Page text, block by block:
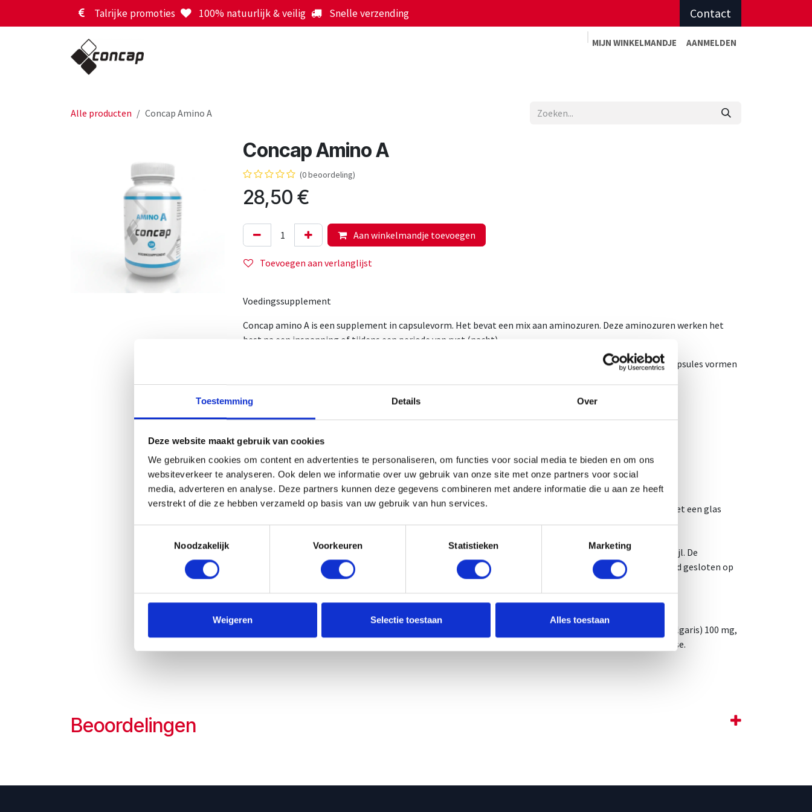
Toestemming Details Over
Deze website maakt gebruik van cookies
We gebruiken cookies om content en advertenties te personaliseren, om functies voor social media te bieden en om ons
websiteverkeer te analyseren. Ook delen we informatie over uw gebruik van onze site met onze partners voor social
media, adverteren en analyse. Deze partners kunnen deze gegevens combineren met andere informatie die u aan ze heeft
verstrekt of die ze hebben verzameld op basis van uw gebruik van hun services.
Noodzakelijk
Voorkeuren Statistieken Marketing
Weigeren Selectie toestaan Alles toestaan
Overslaan naar inhoud Talrijke promoties 100% natuurlijk & veilig Snelle verzending Contact
MIJN WINKELMANDJE AANMELDEN
Alle producten Concap Amino A
Concap Amino A
(0 beoordeling)
28,50 €
Aan winkelmandje toevoegen
Toevoegen aan verlanglijst
Voedingssupplement
Concap amino A is een supplement in capsulevorm. Het bevat een mix aan aminozuren. Deze aminozuren werken het
best na een inspanning of tijdens een periode van rust (nacht).
De capsules zijn makkelijk in gebruik en bevatten een optimale dosering voor een voelbare werking. De capsules vormen
Inhoud 120 caps x 675 mg = 81g
Een omdoos bevat 12 potjes
NUT-Nummer: 1386/42
CNK Nummer: 3946357
Gebruiksadvies
Bij intensieve trainingen: 2 capsules na het ontbijt en 2 capsules na de training of avondmaal te nemen met een glas
water
Voedingssupplementen vervangen geen gevarieerde en evenwichtige voeding noch een gezonde levensstijl. De
aanbevolen dagelijkse dosis niet overschrijden. Buiten bereik van kinderen houden. Houd de container goed gesloten op
een droge en koele plaats. Plaats van herkomst EU.
Ingrediënten per capsule
L-citrulline 125 mg, beta-alanine 100 mg, L-glutamine 100 mg, D-ribose 100 mg, extract van biet (Beta vulgaris) 100 mg,
leucine 75 mg, L-ornithine 75 mg, omhulling: microkristallijne cellulose en hydroxypropylmethylecellulose.
Beoordelingen